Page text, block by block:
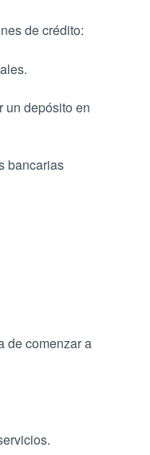
de crédito:
un depósito en
bancarias
de comenzar a